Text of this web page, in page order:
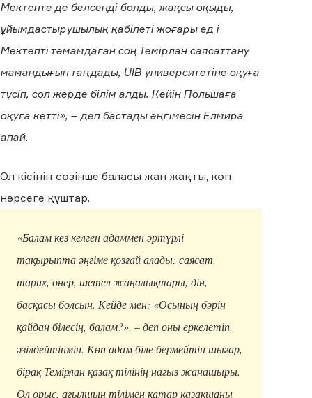
Мектепте де белсенді болды, жақсы оқыды,
ұйымдастырушылық қабілеті жоғары ед і
Мектепті тәмамдаған соң Темірлан саясаттану
мамандығын таңдады, UIB университетіне оқуға
түсіп, сол жерде білім алды. Кейін Польшаға
оқуға кетті», – деп бастады әңгімесін Елмира
апай.
Ол кісінің сөзінше баласы жан жақты, көп
нәрсеге құштар.
«Балам кез келген адаммен әртүрлі
тақырыпта әңгіме қозғай алады: саясат,
тарих, өнер, шетел жаңалықтары, дін,
басқасы болсын. Кейде мен: «Осының бәрін
қайдан білесің, балам?», – деп оны еркелетіп,
әзілдейтінмін. Көп адам біле бермейтін шығар,
бірақ Темірлан қазақ тілінің нағыз жанашыры.
Ол орыс, ағылшын тілімен қатар қазақшаны